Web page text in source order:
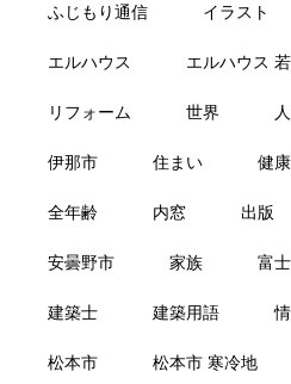
ふじもり通信 イラスト
エルハウス エルハウス
リフォーム 世界
伊那市 住まい 健康
全年齢 内窓 出版
安曇野市 家族 富
建築士 建築用語
松本市 松本市 寒冷地